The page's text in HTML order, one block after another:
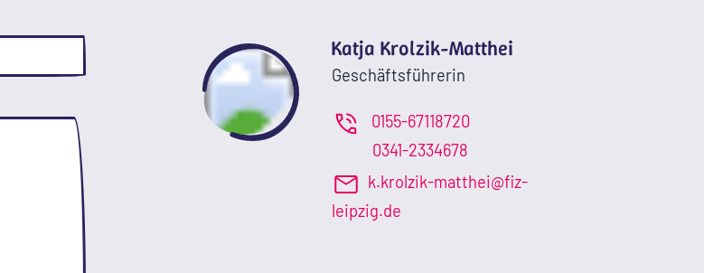
Katja Krolzik-Matthei
Geschäftsführerin
0155-67118720
0341-2334678
k.krolzik-matthei@fiz-
leipzig.de